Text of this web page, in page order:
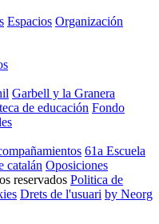
Espacios Organización
Garbell y la Granera
de educación Fondo
61a Escuela
catalán Oposiciones
reservados Politica de
Drets de l'usuari by Neorg